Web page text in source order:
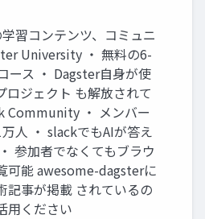
習コンテンツ、コミュニ
University ・ 無料の6-
ース ・ Dagster自身が使
ロジェクト も解放されて
Community ・ メンバー
人 ・ slackでもAIが答え
参加者でなくてもブラウ
可能 awesome-dagsterに
記事が掲載 されているの
用ください